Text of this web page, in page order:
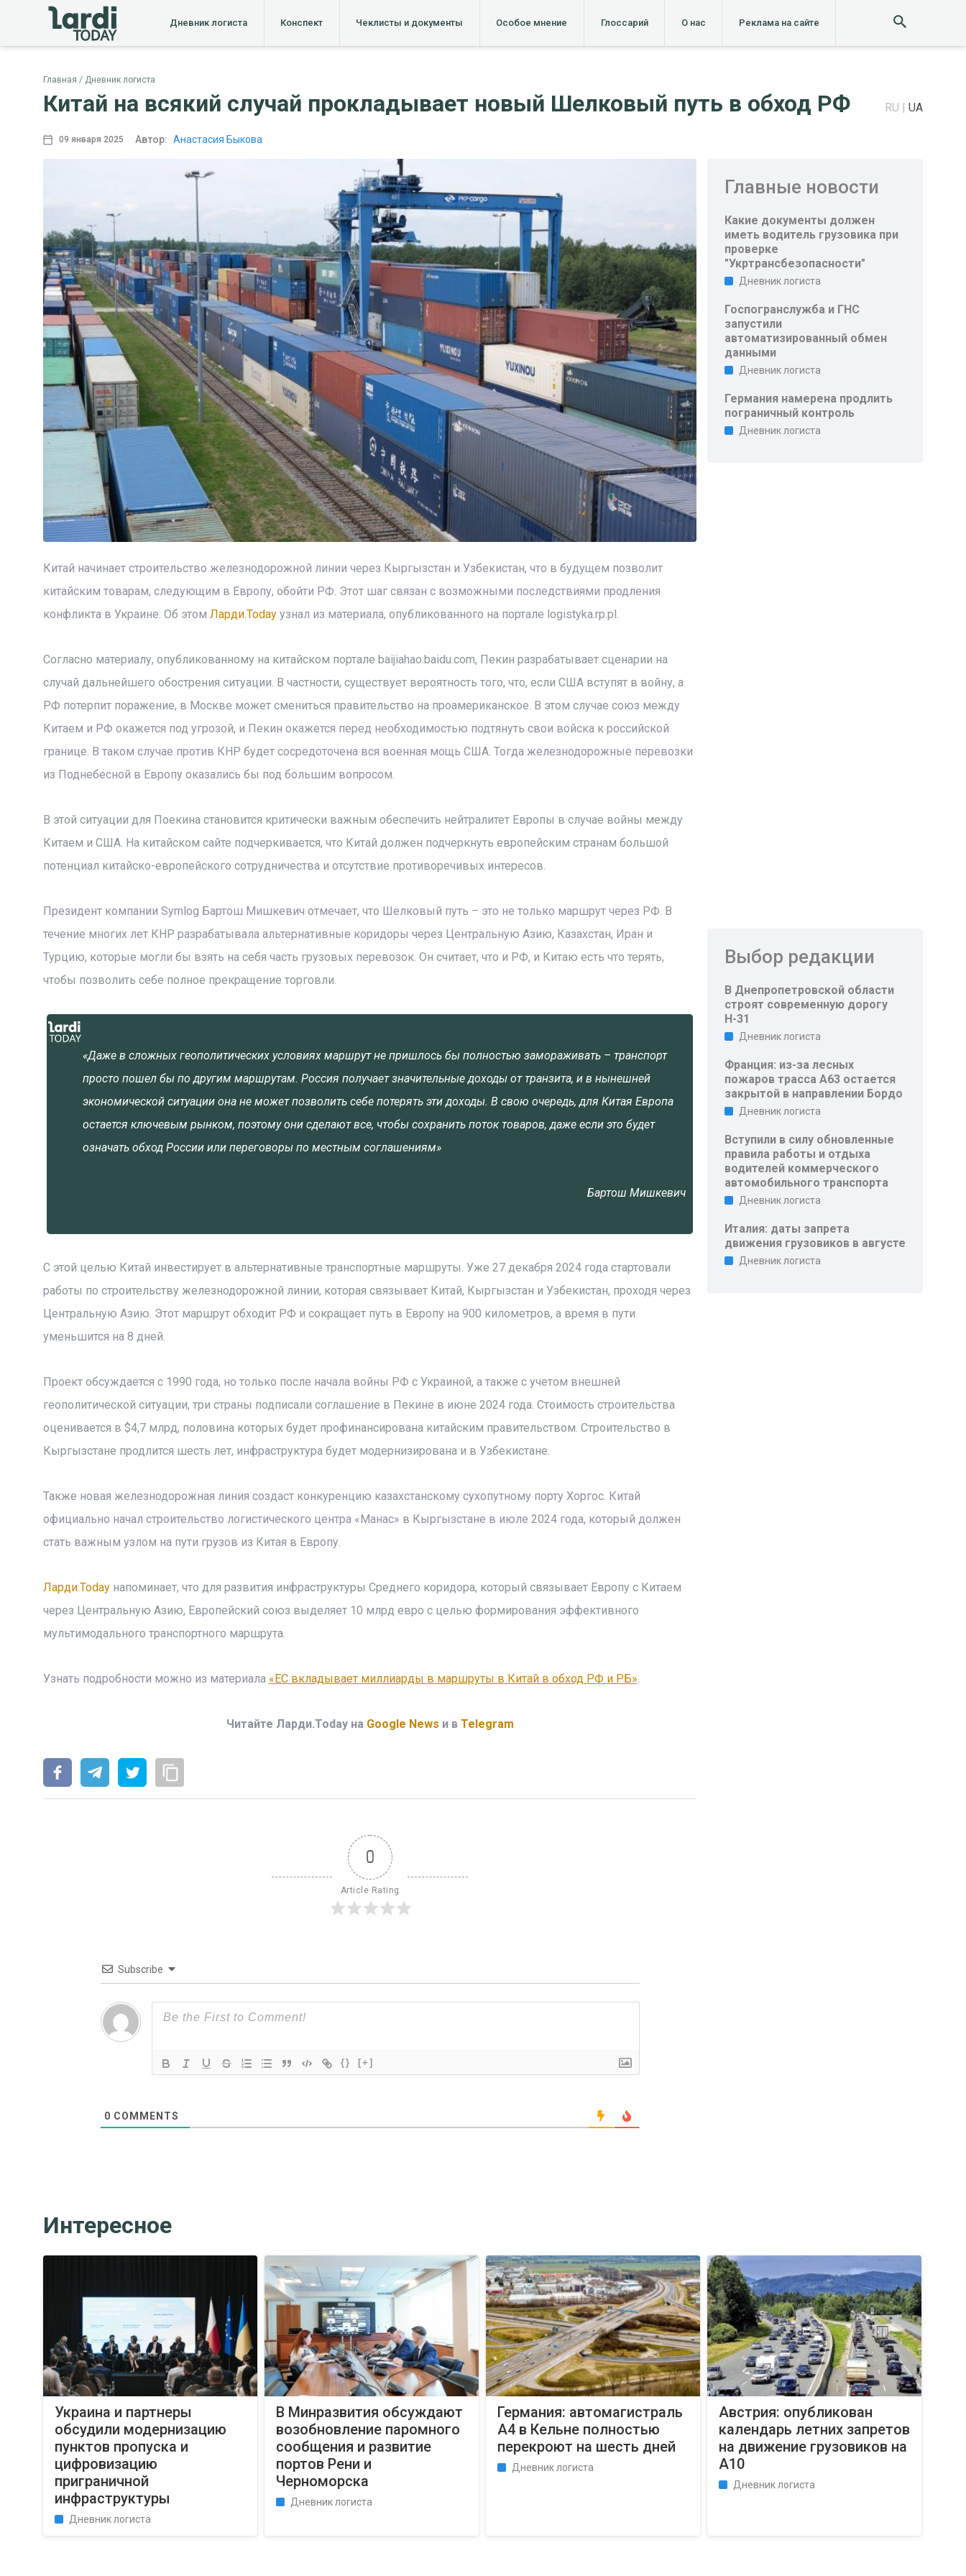
Дневник логиста Конспект Чеклисты и документы Особое мнение Глоссарий О нас Реклама на сайте
Главная Дневник логиста
Китай на всякий случай прокладывает новый Шелковый путь в обход РФ RU UA
09 января 2025 Автор: Анастасия Быкова
Китай начинает строительство железнодорожной линии через Кыргызстан и Узбекистан, что в будущем позволит
китайским товарам, следующим в Европу, обойти РФ. Этот шаг связан с возможными последствиями продления
конфликта в Украине. Об этом Ларди.Todayузнал из материала, опубликованного на портале logistyka.rp.pl.
Согласно материалу, опубликованному на китайском портале baijiahao.baidu.com, Пекин разрабатывает сценарии на
случай дальнейшего обострения ситуации. В частности, существует вероятность того, что, если США вступят в войну, а
РФ потерпит поражение, в Москве может смениться правительство на проамериканское. В этом случае союз между
Китаем и РФ окажется под угрозой, и Пекин окажется перед необходимостью подтянуть свои войска к российской
границе. В таком случае против КНР будет сосредоточена вся военная мощь США. Тогда железнодорожные перевозки
из Поднебесной в Европу оказались бы под большим вопросом.
В этой ситуации для Поекина становится критически важным обеспечить нейтралитет Европы в случае войны между
Китаем и США. На китайском сайте подчеркивается, что Китай должен подчеркнуть европейским странам большой
потенциал китайско-европейского сотрудничества и отсутствие противоречивых интересов.
Президент компании Symlog Бартош Мишкевич отмечает, что Шелковый путь – это не только маршрут через РФ. В
течение многих лет КНР разрабатывала альтернативные коридоры через Центральную Азию, Казахстан, Иран и
Турцию, которые могли бы взять на себя часть грузовых перевозок. Он считает, что и РФ, и Китаю есть что терять,
чтобы позволить себе полное прекращение торговли.
«Даже в сложных геополитических условиях маршрут не пришлось бы полностью замораживать – транспорт
просто пошел бы по другим маршрутам. Россия получает значительные доходы от транзита, и в нынешней
экономической ситуации она не может позволить себе потерять эти доходы. В свою очередь, для Китая Европа
остается ключевым рынком, поэтому они сделают все, чтобы сохранить поток товаров, даже если это будет
означать обход России или переговоры по местным соглашениям»
Бартош Мишкевич
С этой целью Китай инвестирует в альтернативные транспортные маршруты. Уже 27 декабря 2024 года стартовали
работы по строительству железнодорожной линии, которая связывает Китай, Кыргызстан и Узбекистан, проходя через
Центральную Азию. Этот маршрут обходит РФ и сокращает путь в Европу на 900 километров, а время в пути
уменьшится на 8 дней.
Проект обсуждается с 1990 года, но только после начала войны РФ с Украиной, а также с учетом внешней
геополитической ситуации, три страны подписали соглашение в Пекине в июне 2024 года. Стоимость строительства
оценивается в $4,7 млрд, половина которых будет профинансирована китайским правительством. Строительство в
Кыргызстане продлится шесть лет, инфраструктура будет модернизирована и в Узбекистане.
Также новая железнодорожная линия создаст конкуренцию казахстанскому сухопутному порту Хоргос. Китай
официально начал строительство логистического центра «Манас» в Кыргызстане в июле 2024 года, который должен
стать важным узлом на пути грузов из Китая в Европу.
Ларди.Todayнапоминает, что для развития инфраструктуры Среднего коридора, который связывает Европу с Китаем
через Центральную Азию, Европейский союз выделяет 10 млрд евро с целью формирования эффективного
мультимодального транспортного маршрута.
Узнать подробности можно из материала «ЕС вкладывает миллиарды в маршруты в Китай в обход РФ и РБ».
Читайте Ларди.Today на Google News и в Telegram
0
Article Rating
Subscribe
{} [+]
0 COMMENTS
Главные новости
Какие документы должен
иметь водитель грузовика при
проверке
"Укртрансбезопасности"
Дневник логиста
Госпогранслужба и ГНС
запустили
автоматизированный обмен
данными
Дневник логиста
Германия намерена продлить
пограничный контроль
Дневник логиста
Выбор редакции
В Днепропетровской области
строят современную дорогу
Н-31
Дневник логиста
Франция: из-за лесных
пожаров трасса A63 остается
закрытой в направлении Бордо
Дневник логиста
Вступили в силу обновленные
правила работы и отдыха
водителей коммерческого
автомобильного транспорта
Дневник логиста
Италия: даты запрета
движения грузовиков в августе
Дневник логиста
Интересное
Украина и партнеры
обсудили модернизацию
пунктов пропуска и
цифровизацию
приграничной
инфраструктуры
Дневник логиста
В Минразвития обсуждают
возобновление паромного
сообщения и развитие
портов Рени и
Черноморска
Дневник логиста
Германия: автомагистраль
A4 в Кельне полностью
перекроют на шесть дней
Дневник логиста
Австрия: опубликован
календарь летних запретов
на движение грузовиков на
А10
Дневник логиста